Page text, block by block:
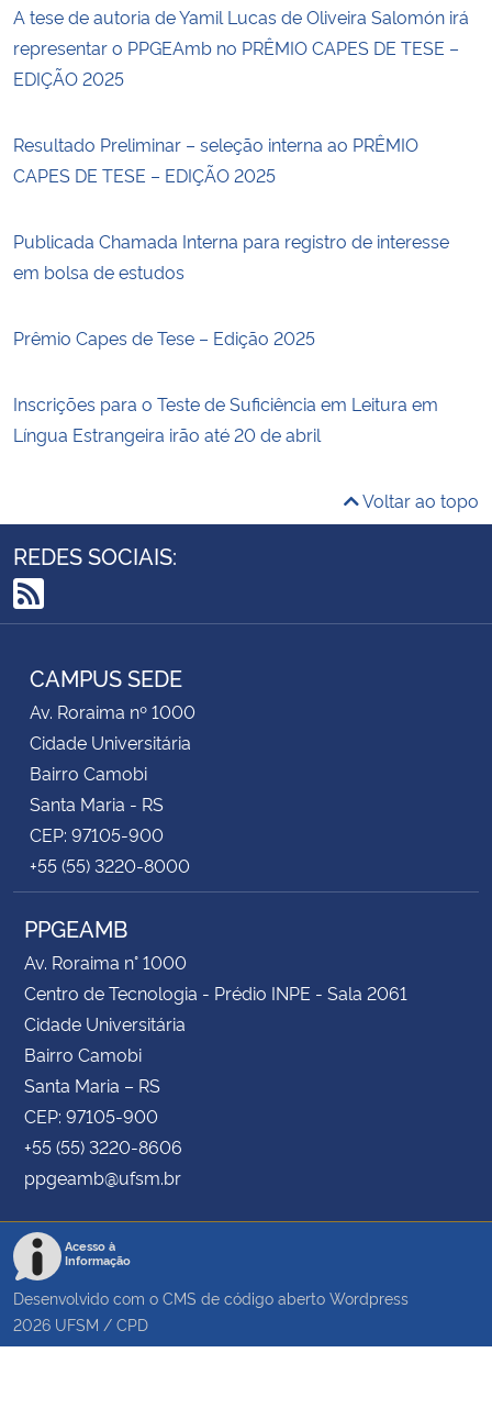
A tese de autoria de Yamil Lucas de Oliveira Salomón irá
representar o PPGEAmb no PRÊMIO CAPES DE TESE –
EDIÇÃO 2025
Resultado Preliminar – seleção interna ao PRÊMIO
CAPES DE TESE – EDIÇÃO 2025
Publicada Chamada Interna para registro de interesse
em bolsa de estudos
Prêmio Capes de Tese – Edição 2025
Inscrições para o Teste de Suficiência em Leitura em
Língua Estrangeira irão até 20 de abril
Voltar ao topo
REDES SOCIAIS:
RSS
CAMPUS SEDE
Av. Roraima nº 1000
Cidade Universitária
Bairro Camobi
Santa Maria - RS
CEP: 97105-900
+55 (55) 3220-8000
PPGEAMB
Av. Roraima n° 1000
Centro de Tecnologia - Prédio INPE - Sala 2061
Cidade Universitária
Bairro Camobi
Santa Maria – RS
CEP: 97105-900
+55 (55) 3220-8606
ppgeamb@ufsm.br
Acesso à
Informação
Desenvolvido com o CMS de código aberto Wordpress
2026 UFSM / CPD